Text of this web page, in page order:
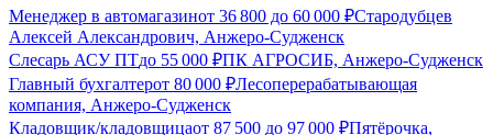
Менеджер в автомагазинот 36 800 до 60 000 ₽Стародубцев
Алексей Александрович, Анжеро-Судженск
Слесарь АСУ ПТдо 55 000 ₽ПК АГРОСИБ, Анжеро-Судженск
Главный бухгалтерот 80 000 ₽Лесоперерабатывающая
компания, Анжеро-Судженск
Кладовщик/кладовщицаот 87 500 до 97 000 ₽Пятёрочка,